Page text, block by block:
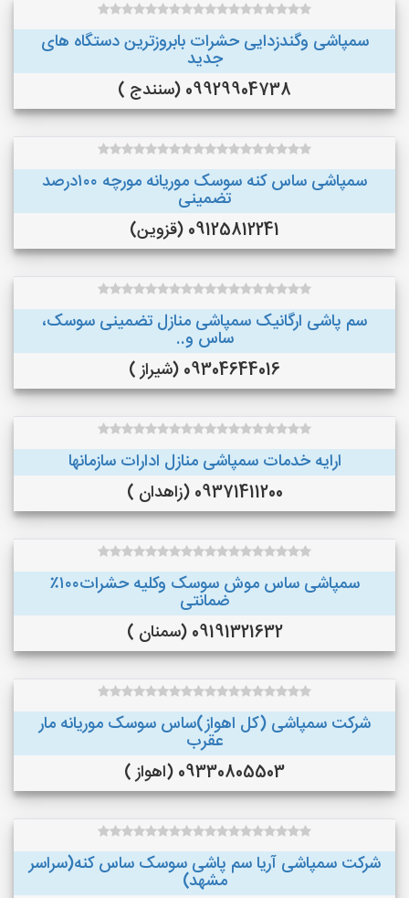
سمپاشی وگندزدایی حشرات بابروزترین دستگاه های
جدید
09929904738 (سنندج )
سمپاشی ساس کنه سوسک موریانه مورچه ۱۰۰درصد
تضمینی
09125812241 (قزوین)
سم پاشی ارگانیک سمپاشی منازل تضمینی سوسک،
ساس و..
09304644016 (شیراز )
ارایه خدمات سمپاشی منازل ادارات سازمانها
09371411200 (زاهدان )
سمپاشی ساس موش سوسک وکلیه حشرات۱۰۰٪
ضمانتی
09191321632 (سمنان )
شرکت سمپاشی (کل اهواز)ساس سوسک موریانه مار
عقرب
09330805503 (اهواز )
شرکت سمپاشی آریا سم پاشی سوسک ساس کنه(سراسر
مشهد)